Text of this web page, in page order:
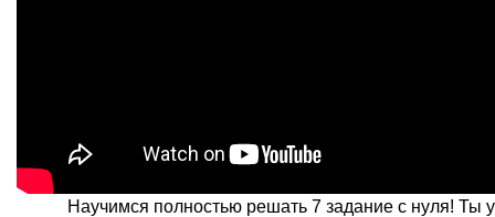
Научимся полностью решать 7 задание с нуля! Ты